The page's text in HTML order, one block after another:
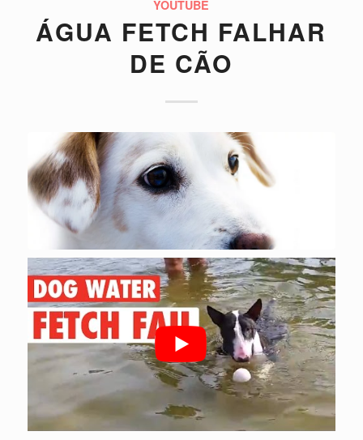
YOUTUBE
ÁGUA FETCH FALHAR
DE CÃO